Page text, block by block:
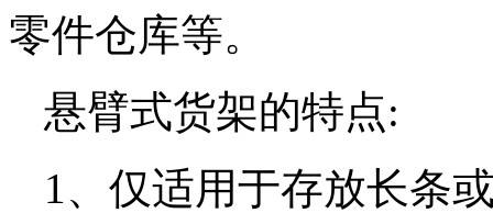
零件仓库等。
悬臂式货架的特点:
1、仅适用于存放长条